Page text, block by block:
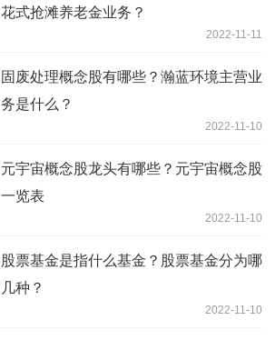
花式抢滩养老金业务？
2022-11-11
固废处理概念股有哪些？瀚蓝环境主营业
务是什么？
2022-11-10
元宇宙概念股龙头有哪些？元宇宙概念股
一览表
2022-11-10
股票基金是指什么基金？股票基金分为哪
几种？
2022-11-10